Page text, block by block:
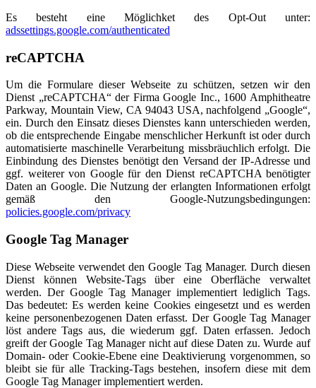
Es besteht eine Möglichket des Opt-Out unter:
adssettings.google.com/authenticated
reCAPTCHA
Um die Formulare dieser Webseite zu schützen, setzen wir den
Dienst „reCAPTCHA“ der Firma Google Inc., 1600 Amphitheatre
Parkway, Mountain View, CA 94043 USA, nachfolgend „Google“,
ein. Durch den Einsatz dieses Dienstes kann unterschieden werden,
ob die entsprechende Eingabe menschlicher Herkunft ist oder durch
automatisierte maschinelle Verarbeitung missbräuchlich erfolgt. Die
Einbindung des Dienstes benötigt den Versand der IP-Adresse und
ggf. weiterer von Google für den Dienst reCAPTCHA benötigter
Daten an Google. Die Nutzung der erlangten Informationen erfolgt
gemäß den Google-Nutzungsbedingungen:
policies.google.com/privacy
Google Tag Manager
Diese Webseite verwendet den Google Tag Manager. Durch diesen
Dienst können Website-Tags über eine Oberfläche verwaltet
werden. Der Google Tag Manager implementiert lediglich Tags.
Das bedeutet: Es werden keine Cookies eingesetzt und es werden
keine personenbezogenen Daten erfasst. Der Google Tag Manager
löst andere Tags aus, die wiederum ggf. Daten erfassen. Jedoch
greift der Google Tag Manager nicht auf diese Daten zu. Wurde auf
Domain- oder Cookie-Ebene eine Deaktivierung vorgenommen, so
bleibt sie für alle Tracking-Tags bestehen, insofern diese mit dem
Google Tag Manager implementiert werden.